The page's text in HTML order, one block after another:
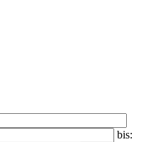
bis: